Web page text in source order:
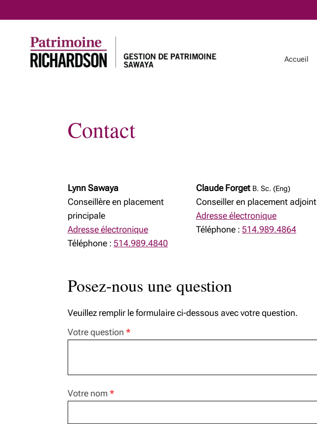
Accueil
Notre approche
Stratégies de
MonPatrimoineRichardson
Contact
Lynn Sawaya
Conseillère en placement
principale
Adresse électronique
Téléphone : 514.989.4840
Claude Forget B. Sc. (Eng)
Conseiller en placement adjoint
Adresse électronique
Téléphone : 514.989.4864
Posez-nous une question
Veuillez remplir le formulaire ci-dessous avec votre question.
Votre question *
Votre nom *